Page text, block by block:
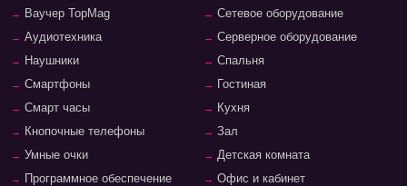
Ваучер TopMag
Аудиотехника
Наушники
Смартфоны
Смарт часы
Кнопочные телефоны
Умные очки
Программное обеспечение
Сетевое оборудование
Серверное оборудование
Спальня
Гостиная
Кухня
Зал
Детская комната
Офис и кабинет